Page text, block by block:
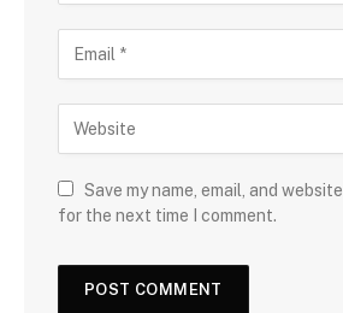
Save my name, email, and
for the next time I comment.